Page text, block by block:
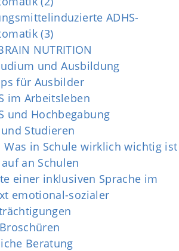
ADHS-
(3)
NUTRITION
und Ausbildung
für Ausbilder
im Arbeitsleben
und Hochbegabung
und Studieren
Was in Schule wirklich wichtig ist
an Schulen
einer inklusiven Sprache im
emotional-sozialer
Beratung